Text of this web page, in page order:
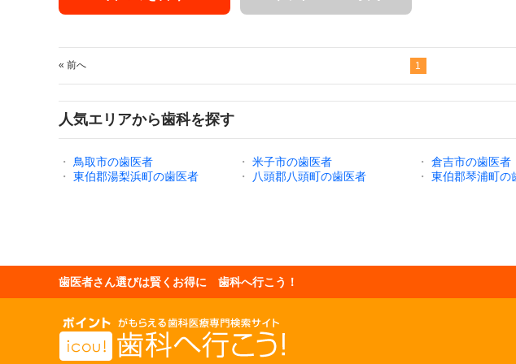
« 前へ 1
人気エリアから歯科を探す
・ 鳥取市の歯医者 ・ 米子市の歯医者 ・ 倉吉市の歯医者
・
東伯郡湯梨浜町の歯医者 ・ 八頭郡八頭町の歯医者 ・ 東伯郡琴浦町の
歯医者さん選びは賢くお得に 歯科へ行こう！